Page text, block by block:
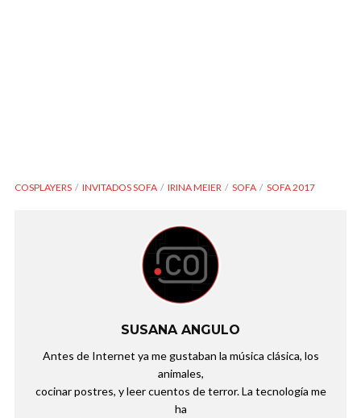
COSPLAYERS INVITADOS SOFA IRINA MEIER SOFA SOFA 2017
SUSANA ANGULO
Antes de Internet ya me gustaban la música clásica, los
animales,
cocinar postres, y leer cuentos de terror. La tecnología me
ha